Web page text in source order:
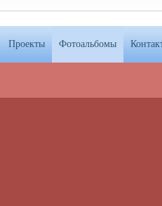
Проекты Фотоальбомы